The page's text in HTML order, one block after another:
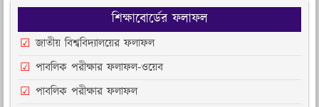
শিক্ষাবোর্ডের ফলাফল
জাতীয় বিশ্ববিদ্যালয়ের ফলাফল
পাবলিক পরীক্ষার ফলাফল-ওয়েব
পাবলিক পরীক্ষার ফলাফল